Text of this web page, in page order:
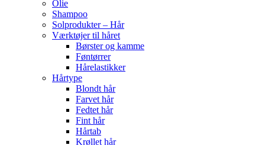
Olie
Shampoo
Solprodukter – Hår
Værktøjer til håret
Børster og kamme
Føntørrer
Hårelastikker
Hårtype
Blondt hår
Farvet hår
Fedtet hår
Fint hår
Hårtab
Krøllet hår